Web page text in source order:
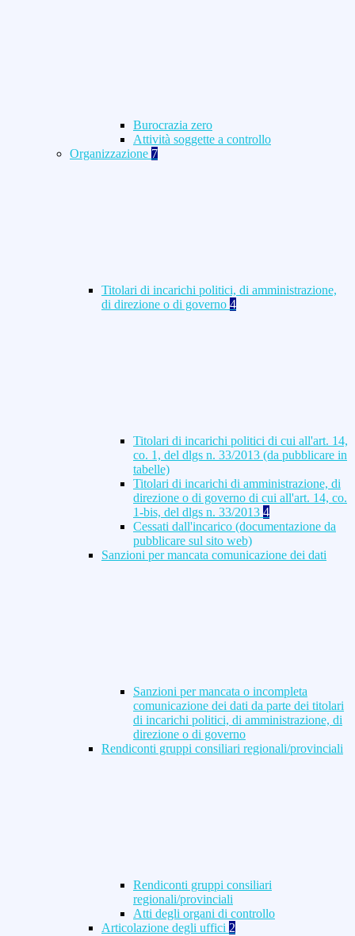
Burocrazia zero
Attività soggette a controllo
Organizzazione 7
Titolari di incarichi politici, di amministrazione,
di direzione o di governo 4
Titolari di incarichi politici di cui all'art. 14,
co. 1, del dlgs n. 33/2013 (da pubblicare in
tabelle)
Titolari di incarichi di amministrazione, di
direzione o di governo di cui all'art. 14, co.
1-bis, del dlgs n. 33/2013 4
Cessati dall'incarico (documentazione da
pubblicare sul sito web)
Sanzioni per mancata comunicazione dei dati
Sanzioni per mancata o incompleta
comunicazione dei dati da parte dei titolari
di incarichi politici, di amministrazione, di
direzione o di governo
Rendiconti gruppi consiliari regionali/provinciali
Rendiconti gruppi consiliari
regionali/provinciali
Atti degli organi di controllo
Articolazione degli uffici 2